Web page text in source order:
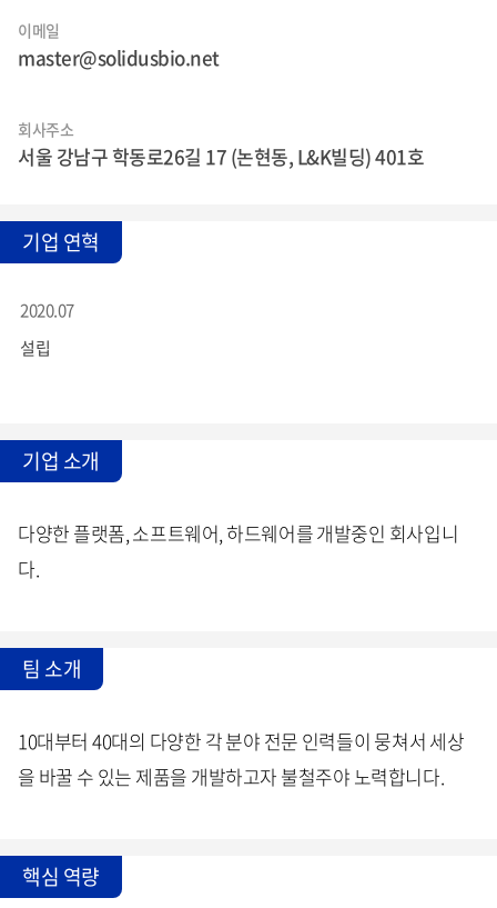
이메일
master@solidusbio.net
회사주소
서울 강남구 학동로26길 17 (논현동, L&K빌딩) 401호
기업 연혁
2020.07
설립
기업 소개
다양한 플랫폼, 소프트웨어, 하드웨어를 개발중인 회사입니
다.
팀 소개
10대부터 40대의 다양한 각 분야 전문 인력들이 뭉쳐서 세상
을 바꿀 수 있는 제품을 개발하고자 불철주야 노력합니다.
핵심 역량